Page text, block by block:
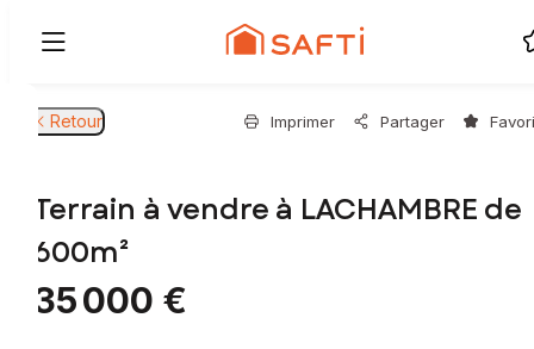
Retour Imprimer Partager
Terrain à vendre à LACHAMBRE de
600m²
35 000 €